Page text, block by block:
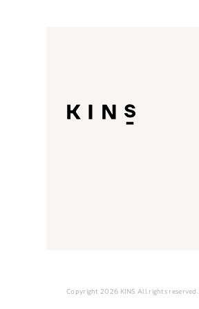
Copyright 2026 KINS All rights reserved.